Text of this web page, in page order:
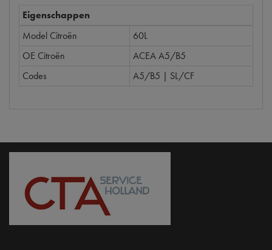
Eigenschappen
Model Citroën
60L
OE Citroën
ACEA A5/B5
Codes
A5/B5 | SL/CF